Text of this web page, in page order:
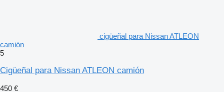
cigüeñal para Nissan ATLEON
camión
5
Cigüeñal para Nissan ATLEON camión
450 €